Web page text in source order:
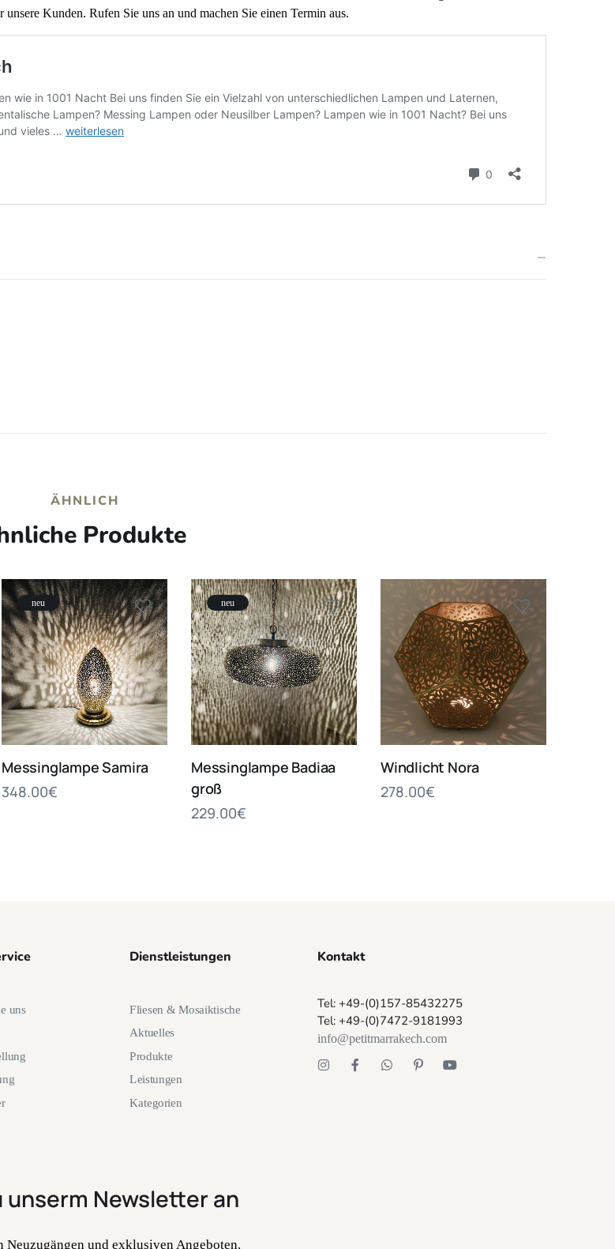
Kunden. Rufen Sie uns an und machen Sie einen Termin aus.
ÄHNLICH
Produkte
neu
Messinglampe Samira
348.00€
neu
Messinglampe Badiaa
groß
229.00€
Windlicht Nora
278.00€
uns
Dienstleistungen
Fliesen & Mosaiktische
Aktuelles
Produkte
Leistungen
Kategorien
Kontakt
Tel: +49-(0)157-85432275
Tel: +49-(0)7472-9181993
info@petitmarrakech.com
unserm Newsletter an
Neuzugängen und exklusiven Angeboten.